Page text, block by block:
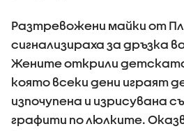
Разтревожени майки от
сигнализираха за дръзка
Жените открили
която всеки дени играят
изпочупена и изрисувана
графити по люлките.